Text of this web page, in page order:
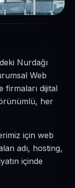
Nurdağı
Web
firmaları dijital
her
için web
adı, hosting,
içinde